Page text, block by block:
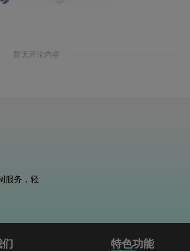
暂无评论内容